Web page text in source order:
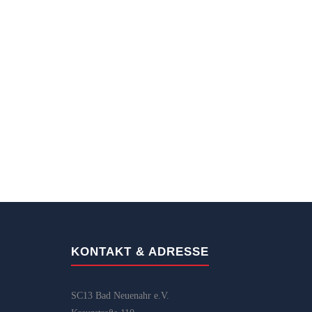
KONTAKT & ADRESSE
SC13 Bad Neuenahr e.V.